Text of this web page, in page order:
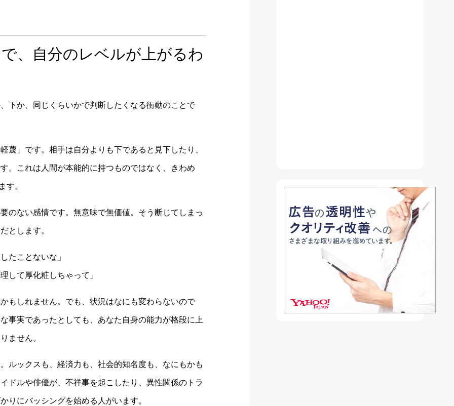
、自分のレベルが上がるわ
下か、同じくらいかで判断したくなる衝動のことで
蔑」です。相手は自分よりも下であると見下したり、
。これは人間が本能的に持つものではなく、きわめ
す。
のない感情です。無意味で無価値。そう断じてしまっ
とします。
たことないな」
して厚化粧しちゃって」
もしれません。でも、状況はなにも変わらないので
事実であったとしても、あなた自身の能力が格段に上
ません。
ルックスも、経済力も、社会的知名度も、なにもかも
ドルや俳優が、不祥事を起こしたり、異性関係のトラ
りにバッシングを始める人がいます。